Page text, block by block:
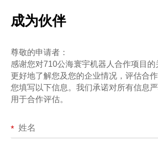
成为伙伴
尊敬的申请者：
感谢您对710公海寰宇机器人合作项目的
更好地了解您及您的企业情况，评估合
您填写以下信息。我们承诺对所有信息
用于合作评估。
*